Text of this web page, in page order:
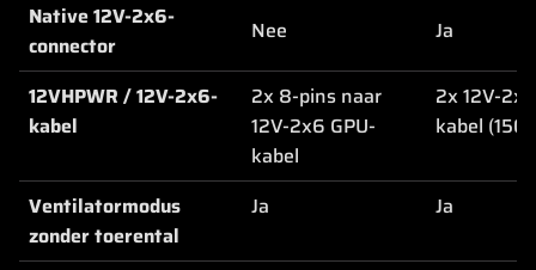
Native 12V-2x6-
connector
Nee Ja
12VHPWR / 12V-2x6-
kabel
2x 8-pins naar
12V-2x6 GPU-
kabel
2x 12V-
kabel
Ventilatormodus
zonder toerental
Ja Ja